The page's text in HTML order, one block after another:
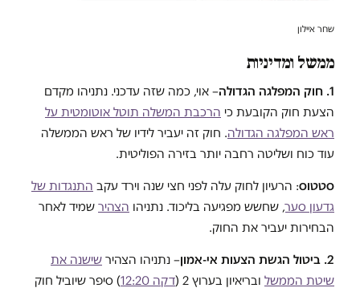
שחר איילון
ממשל ומדיניות
1. חוק המפלגה הגדולה
– אוי, כמה שזה עדכני. נתניהו מקדם
הצעת חוק הקובעת כי הרכבת המשלה תוטל אוטומטית על
ראש המפלגה הגדולה. חוק זה יעביר לידיו של ראש הממשלה
עוד כוח ושליטה רחבה יותר בזירה הפוליטית.
סטטוס: הרעיון לחוק עלה לפני חצי שנה וירד עקב התנגדות של
גדעון סער, שחשש מפגיעה בליכוד. נתניהו הצהיר שמיד לאחר
הבחירות יעביר את החוק.
2. ביטול הגשת הצעות אי-אמון – נתניהו הצהיר שישנה את
שיטת הממשל ובריאיון בערוץ 2 ( דקה 12:20
) סיפר שיוביל חוק